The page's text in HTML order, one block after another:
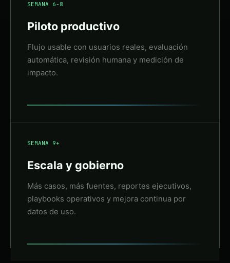
SEMANA 6-8
Piloto productivo
Flujo usable con usuarios reales, evaluación
automática, revisión humana y medición de
impacto.
SEMANA 9+
Escala y gobierno
Más casos, más fuentes, reportes ejecutivos,
playbooks operativos y mejora continua por
datos de uso.